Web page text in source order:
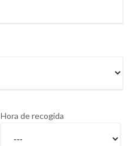
Hora de recogida